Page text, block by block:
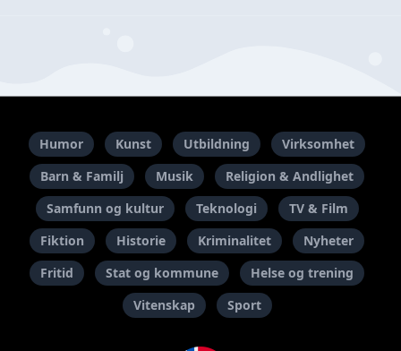
Humor Kunst Utbildning
Virksomhet
Barn & Familj
Musik
Religion & Andlighet
Samfunn og kultur
Teknologi
TV & Film
Fiktion
Historie Kriminalitet
Nyheter
Fritid
Stat og kommune
Helse og trening
Vitenskap
Sport